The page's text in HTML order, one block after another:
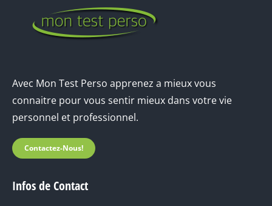
Avec Mon Test Perso apprenez a mieux vous
connaitre pour vous sentir mieux dans votre vie
personnel et professionnel.
Contactez-Nous!
Infos de Contact